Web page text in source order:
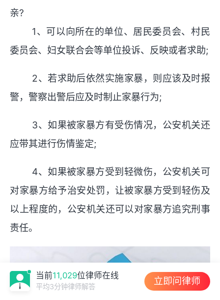
亲?
1、可以向所在的单位、居民委员会、村民
委员会、妇女联合会等单位投诉、反映或者求助;
2、若求助后依然实施家暴，则应该及时报
警，警察出警后应及时制止家暴行为;
3、如果被家暴方有受伤情况，公安机关还
应带其进行伤情鉴定;
4、如果被家暴方受到轻微伤，公安机关可
对家暴方给予治安处罚，让被家暴方受到轻伤及
以上程度的，公安机关还可以对家暴方追究刑事
责任。
当前11,029位律师在线
平均3分钟律师解答 立即问律师